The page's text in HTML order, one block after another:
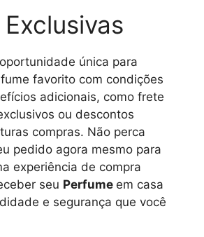
única para
favorito com condições
adicionais, como frete
ou descontos
compras. Não perca
pedido agora mesmo para
experiência de compra
seu Perfume em casa
e segurança que você